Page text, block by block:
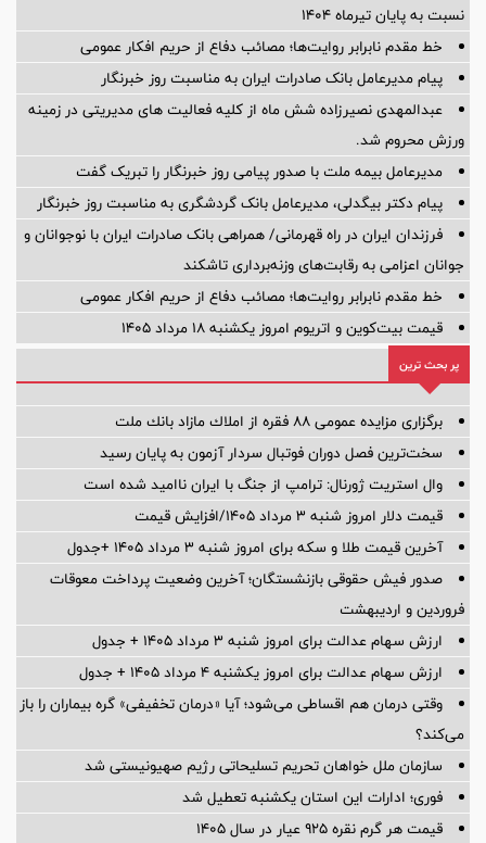
نسبت به پایان تیرماه 1404
خط مقدم نابرابر روایت‌ها؛ مصائب دفاع از حریم افکار عمومی
پیام مدیرعامل بانک صادرات ایران به مناسبت روز خبرنگار
عبدالمهدی نصیرزاده شش ماه از کلیه فعالیت های مدیریتی در زمینه
ورزش محروم شد.
مدیرعامل بیمه ملت با صدور پیامی روز خبرنگار را تبریک گفت
پیام دکتر بیگدلی، مدیرعامل بانک گردشگری به مناسبت روز خبرنگار
فرزندان ایران در راه قهرمانی/ همراهی بانک صادرات ایران با نوجوانان و
جوانان اعزامی به رقابت‌های وزنه‌برداری تاشکند
خط مقدم نابرابر روایت‌ها؛ مصائب دفاع از حریم افکار عمومی
قیمت بیت‌کوین و اتریوم امروز یکشنبه ۱۸ مرداد ۱۴۰۵
پر بحث ترین
برگزاری مزایده عمومی 88 فقره از املاك مازاد بانك ملت
سخت‌ترین فصل دوران فوتبال سردار آزمون به پایان رسید
وال استریت ژورنال: ترامپ از جنگ با ایران ناامید شده است
قیمت دلار امروز شنبه ۳ مرداد ۱۴۰۵/افزایش قیمت
آخرین قیمت طلا و سکه برای امروز شنبه ۳ مرداد ۱۴۰۵ +جدول
صدور فیش حقوقی بازنشستگان؛ آخرین وضعیت پرداخت معوقات
فروردین و اردیبهشت
ارزش سهام عدالت برای امروز شنبه ۳ مرداد ۱۴۰۵ + جدول
ارزش سهام عدالت برای امروز یکشنبه ۴ مرداد ۱۴۰۵ + جدول
وقتی درمان هم اقساطی می‌شود؛ آیا «درمان تخفیفی» گره بیماران را باز
می‌کند؟
سازمان ملل خواهان تحریم تسلیحاتی رژیم صهیونیستی شد
فوری؛ ادارات این استان یکشنبه تعطیل شد
قیمت هر گرم نقره ۹۲۵ عیار در سال ۱۴۰۵